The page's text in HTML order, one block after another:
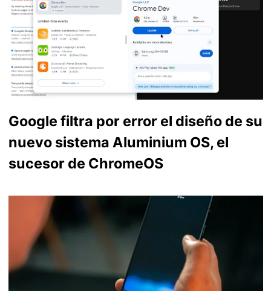
Google filtra por error el diseño de su
nuevo sistema Aluminium OS, el
sucesor de ChromeOS